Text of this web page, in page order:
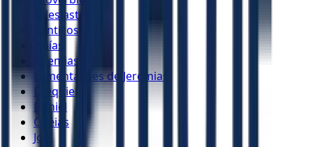
Eclesiastes
Cânticos
Isaías
Jeremias
Lamentações de Jeremias
Ezequiel
Daniel
Oséias
Joel